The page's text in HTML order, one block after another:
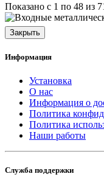
Показано с 1 по 48 из
Закрыть
Информация
Установка
О нас
Информация о
Политика
Политика
Наши работы
Служба поддержки